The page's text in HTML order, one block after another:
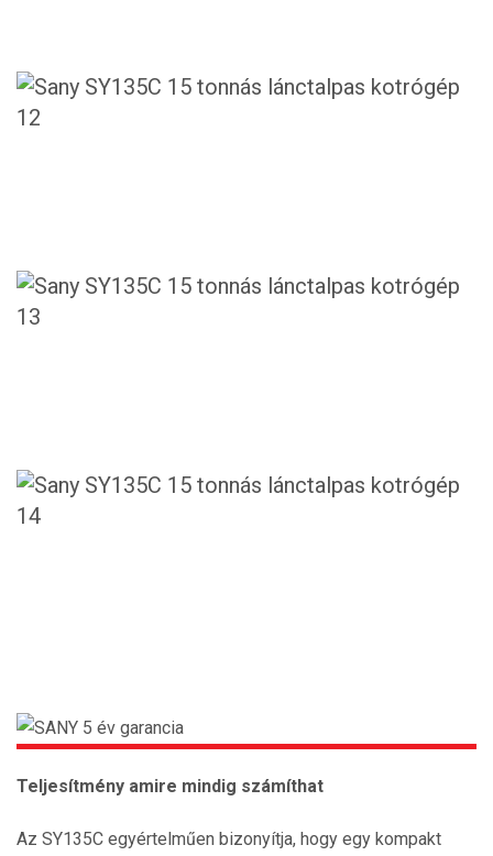
Teljesítmény amire mindig számíthat
Az SY135C egyértelműen bizonyítja, hogy egy kompakt